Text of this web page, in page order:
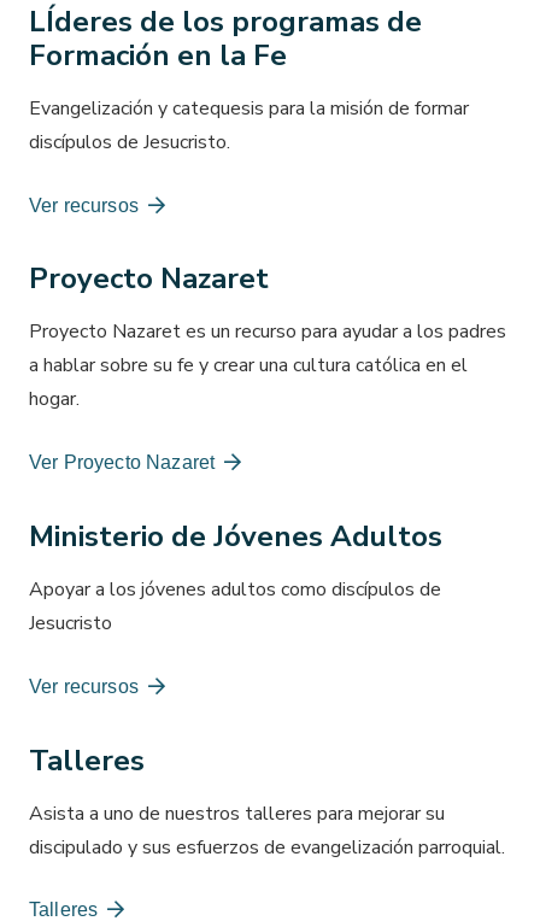
LÍderes de los programas de
Formación en la Fe
Evangelización y catequesis para la misión de formar
discípulos de Jesucristo.
Ver recursos
Proyecto Nazaret
Proyecto Nazaret es un recurso para ayudar a los padres
a hablar sobre su fe y crear una cultura católica en el
hogar.
Ver Proyecto Nazaret
Ministerio de Jóvenes Adultos
Apoyar a los jóvenes adultos como discípulos de
Jesucristo
Ver recursos
Talleres
Asista a uno de nuestros talleres para mejorar su
discipulado y sus esfuerzos de evangelización parroquial.
Talleres